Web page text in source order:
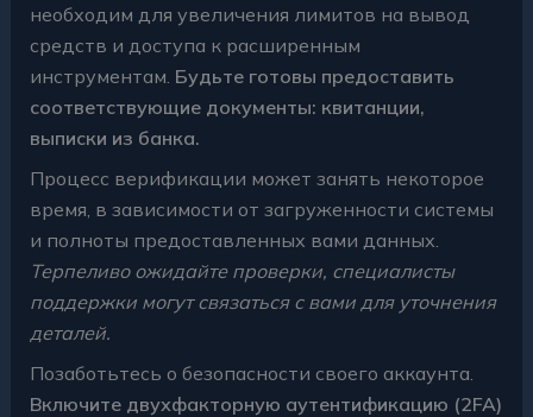
необходим для увеличения лимитов на вывод
средств и доступа к расширенным
инструментам. Будьте готовы предоставить
соответствующие документы: квитанции,
выписки из банка.
Процесс верификации может занять некоторое
время, в зависимости от загруженности системы
и полноты предоставленных вами данных.
Терпеливо ожидайте проверки, специалисты
поддержки могут связаться с вами для уточнения
деталей.
Позаботьтесь о безопасности своего аккаунта.
Включите двухфакторную аутентификацию (2FA)